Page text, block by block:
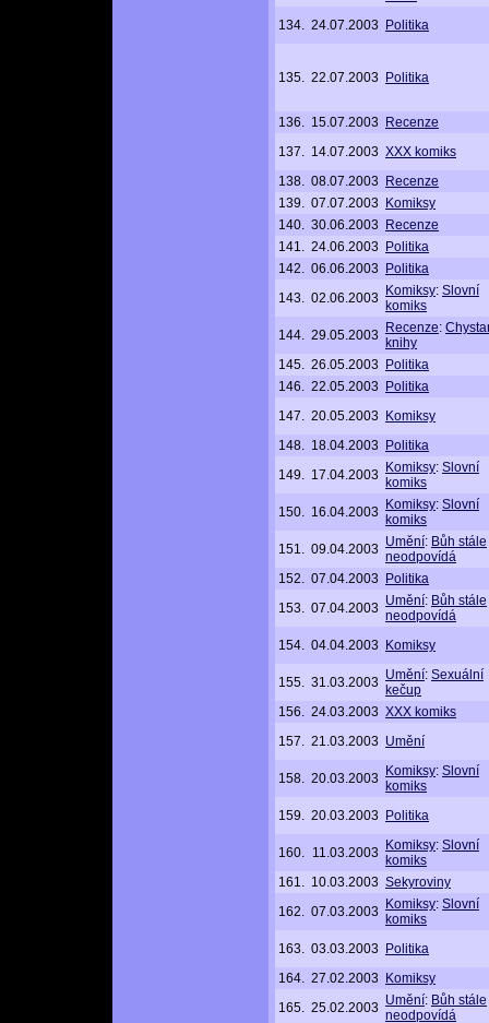
134. 24.07.2003 Politika
135. 22.07.2003 Politika
136. 15.07.2003 Recenze
137. 14.07.2003 XXX komiks
138. 08.07.2003 Recenze
139. 07.07.2003 Komiksy
140. 30.06.2003 Recenze
141. 24.06.2003 Politika
142. 06.06.2003 Politika
143. 02.06.2003 Komiksy: Slovní
komiks
144. 29.05.2003 Recenze:
knihy
145. 26.05.2003 Politika
146. 22.05.2003 Politika
147. 20.05.2003 Komiksy
148. 18.04.2003 Politika
149. 17.04.2003 Komiksy: Slovní
komiks
150. 16.04.2003 Komiksy: Slovní
komiks
151. 09.04.2003 Umění: Bůh stále
neodpovídá
152. 07.04.2003 Politika
153. 07.04.2003 Umění: Bůh stále
neodpovídá
154. 04.04.2003 Komiksy
155. 31.03.2003 Umění: Sexuální
kečup
156. 24.03.2003 XXX komiks
157. 21.03.2003 Umění
158. 20.03.2003 Komiksy: Slovní
komiks
159. 20.03.2003 Politika
160. 11.03.2003 Komiksy: Slovní
komiks
161. 10.03.2003 Sekyroviny
162. 07.03.2003 Komiksy: Slovní
komiks
163. 03.03.2003 Politika
164. 27.02.2003 Komiksy
165. 25.02.2003 Umění: Bůh stále
neodpovídá